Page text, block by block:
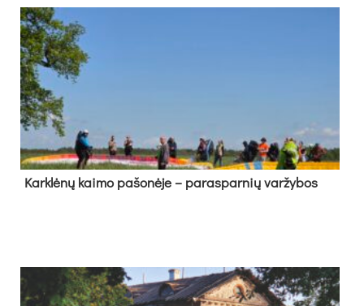
Kark­lė­nų kai­mo pa­šo­nė­je – pa­ras­par­nių var­žy­bos